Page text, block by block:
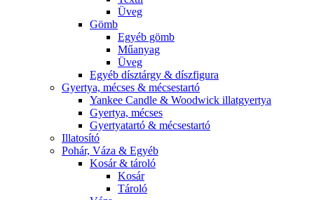
Üveg
Gömb
Egyéb gömb
Műanyag
Üveg
Egyéb dísztárgy & díszfigura
Gyertya, mécses & mécsestartó
Yankee Candle & Woodwick illatgyertya
Gyertya, mécses
Gyertyatartó & mécsestartó
Illatosító
Pohár, Váza & Egyéb
Kosár & tároló
Kosár
Tároló